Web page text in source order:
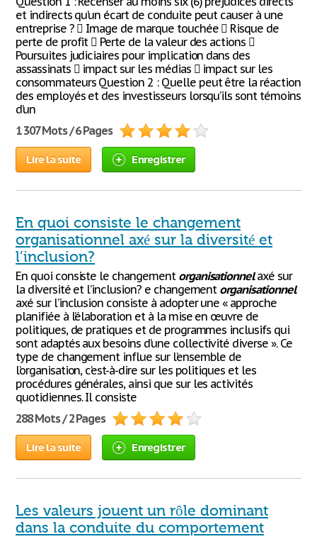
et indirects qu’un écart de conduite peut causer à une
entreprise ?  Image de marque touchée  Risque de
perte de profit  Perte de la valeur des actions 
Poursuites judiciaires pour implication dans des
assassinats  impact sur les médias  impact sur les
consommateurs Question 2 : Quelle peut être la réaction
des employés et des investisseurs lorsqu’ils sont témoins
d’un
1 307 Mots / 6 Pages
Lire la suite Enregistrer
En quoi consiste le changement
organisationnel axé sur la diversité et
l’inclusion?
En quoi consiste le changement organisationnelaxé sur
la diversité et l’inclusion? e changement organisationnel
axé sur l’inclusion consiste à adopter une « approche
planifiée à l’élaboration et à la mise en œuvre de
politiques, de pratiques et de programmes inclusifs qui
sont adaptés aux besoins d’une collectivité diverse ». Ce
type de changement influe sur l’ensemble de
l’organisation, c’est-à-dire sur les politiques et les
procédures générales, ainsi que sur les activités
quotidiennes. Il consiste
288 Mots / 2 Pages
Lire la suite Enregistrer
Les valeurs jouent un rôle dominant
dans la conduite du comportement